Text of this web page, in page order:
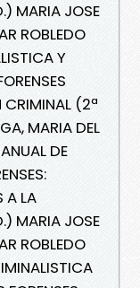
MARIA JOSE
ROBLEDO
Y
CRIMINAL (2ª
MARIA DEL
DE
A LA
MARIA JOSE
ROBLEDO